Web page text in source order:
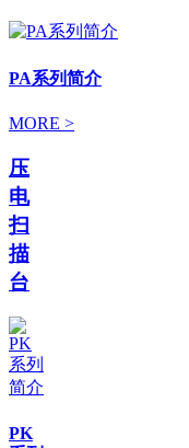
PA系列简介
MORE >
压
电
扫
描
台
PK